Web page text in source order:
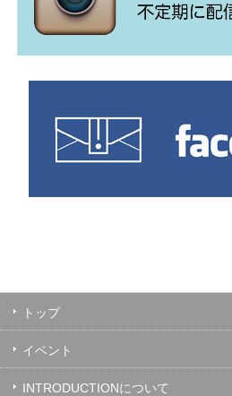
トップ
イベント
INTRODUCTIONについて